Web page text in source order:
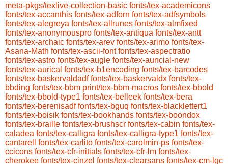
meta-pkgs/texlive-collection-basic fonts/tex-academicons
fonts/tex-accanthis fonts/tex-adforn fonts/tex-adfsymbols
fonts/tex-alegreya fonts/tex-allrunes fonts/tex-almfixed
fonts/tex-anonymouspro fonts/tex-antiqua fonts/tex-antt
fonts/tex-archaic fonts/tex-arev fonts/tex-arimo fonts/tex-
Asana-Math fonts/tex-ascii-font fonts/tex-aspectratio
fonts/tex-astro fonts/tex-augie fonts/tex-auncial-new
fonts/tex-aurical fonts/tex-b1encoding fonts/tex-barcodes
fonts/tex-baskervaldadf fonts/tex-baskervaldx fonts/tex-
bbding fonts/tex-bbm print/tex-bbm-macros fonts/tex-bbold
fonts/tex-bbold-type1 fonts/tex-belleek fonts/tex-bera
fonts/tex-berenisadf fonts/tex-bguq fonts/tex-blacklettert1
fonts/tex-boisik fonts/tex-bookhands fonts/tex-boondox
fonts/tex-braille fonts/tex-brushscr fonts/tex-cabin fonts/tex-
caladea fonts/tex-calligra fonts/tex-calligra-type1 fonts/tex-
cantarell
fonts/tex-carlito fonts/tex-carolmin-ps fonts/tex-
ccicons fonts/tex-cfr-initials fonts/tex-cfr-lm fonts/tex-
cherokee fonts/tex-cinzel fonts/tex-clearsans fonts/tex-cm-lgc